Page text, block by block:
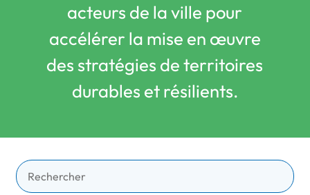
acteurs de la ville pour
accélérer la mise en œuvre
des stratégies de territoires
durables et résilients.